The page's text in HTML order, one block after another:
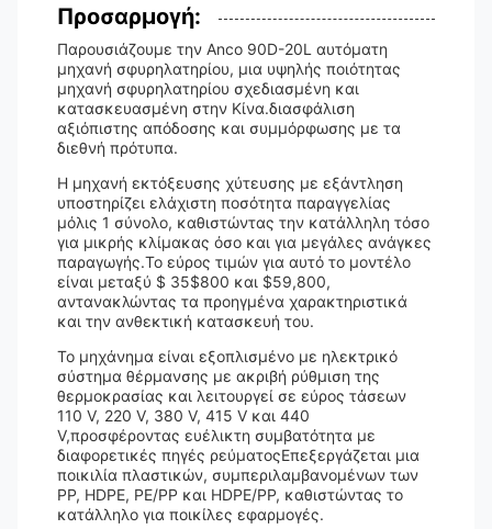
Προσαρμογή:
Παρουσιάζουμε την Anco 90D-20L αυτόματη
μηχανή σφυρηλατηρίου, μια υψηλής ποιότητας
μηχανή σφυρηλατηρίου σχεδιασμένη και
κατασκευασμένη στην Κίνα.διασφάλιση
αξιόπιστης απόδοσης και συμμόρφωσης με τα
διεθνή πρότυπα.
Η μηχανή εκτόξευσης χύτευσης με εξάντληση
υποστηρίζει ελάχιστη ποσότητα παραγγελίας
μόλις 1 σύνολο, καθιστώντας την κατάλληλη τόσο
για μικρής κλίμακας όσο και για μεγάλες ανάγκες
παραγωγής.Το εύρος τιμών για αυτό το μοντέλο
είναι μεταξύ $ 35$800 και $59,800,
αντανακλώντας τα προηγμένα χαρακτηριστικά
και την ανθεκτική κατασκευή του.
Το μηχάνημα είναι εξοπλισμένο με ηλεκτρικό
σύστημα θέρμανσης με ακριβή ρύθμιση της
θερμοκρασίας και λειτουργεί σε εύρος τάσεων
110 V, 220 V, 380 V, 415 V και 440
V,προσφέροντας ευέλικτη συμβατότητα με
διαφορετικές πηγές ρεύματοςΕπεξεργάζεται μια
ποικιλία πλαστικών, συμπεριλαμβανομένων των
PP, HDPE, PE/PP και HDPE/PP, καθιστώντας το
κατάλληλο για ποικίλες εφαρμογές.